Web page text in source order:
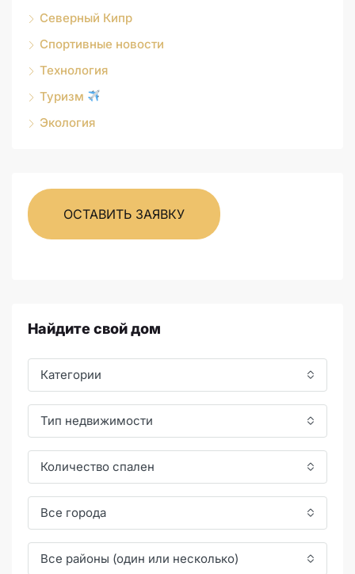
Северный Кипр
Спортивные новости
Технология
Туризм
Экология
ОСТАВИТЬ ЗАЯВКУ
Найдите свой дом
Категории
Тип недвижимости
Количество спален
Все города
Все районы (один или несколько)